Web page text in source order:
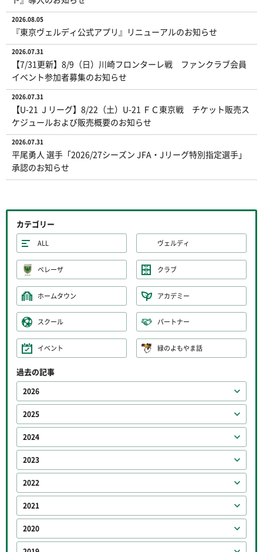
2026.08.05
『東京ヴェルディ公式アプリ』リニューアルのお知らせ
2026.07.31
【7/31更新】8/9（日）川崎フロンターレ戦 ファンクラブ会員
イベント参加者募集のお知らせ
2026.07.31
【U-21 Ｊリーグ】8/22（土）U-21 ＦＣ東京戦 チケット販売ス
ケジュールおよび販売概要のお知らせ
2026.07.31
平尾勇人 選手「2026/27シーズン JFA・Jリーグ特別指定選手」
承認のお知らせ
カテゴリー
ALL ヴェルディ
ベレーザ クラブ
ホームタウン アカデミー
スクール パートナー
イベント 緑のよもやま話
過去の記事
2026
2025
2024
2023
2022
2021
2020